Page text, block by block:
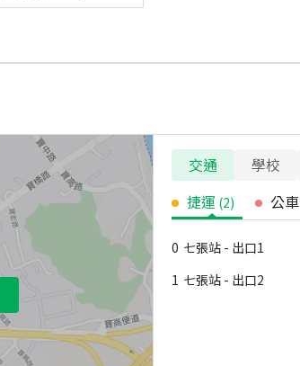
交通 學校
捷運 (2) 公車
0 七張站 - 出口1
1 七張站 - 出口2